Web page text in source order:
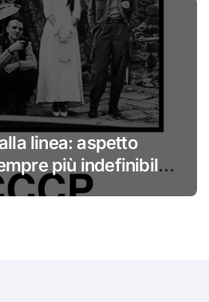
linea: aspetto
più indefinibile